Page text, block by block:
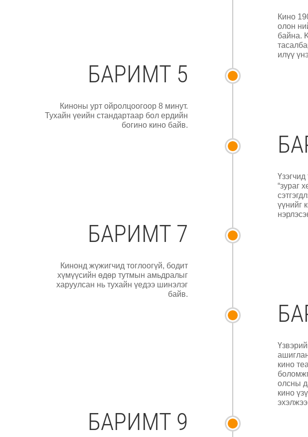
Кино
олон
байна.
илүү
БАРИМТ 5
Киноны урт ойролцоогоор 8 минут.
Тухайн үеийн стандартаар бол ердийн
богино кино байв.
“зураг
үүнийг
БАРИМТ 7
Кинонд жүжигчид тоглоогүй, бодит
хүмүүсийн өдөр тутмын амьдралыг
харуулсан нь тухайн үедээ шинэлэг
байв.
кино
олсны
кино
БАРИМТ 9